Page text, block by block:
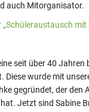
auch Mitorganisator.
mit
seit über 40 Jahren
wurde mit
gegründet, der den
Jetzt sind Sabine